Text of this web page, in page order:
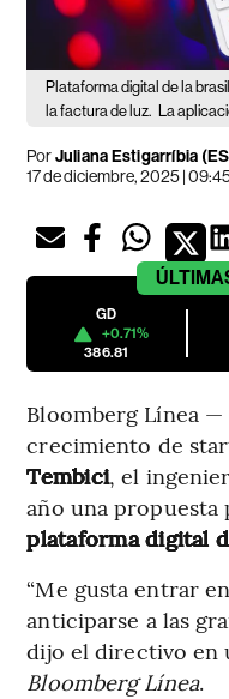
Plataforma digital de la
la factura de luz. La
PorJuliana Estigarríbia
17 de diciembre, 2025 |
GD
+0.71%
386.81
Bloomberg Línea
crecimiento de
Tembici, el
año una
plataforma digital
“Me gusta entrar
anticiparse a las
dijo el directivo en
Bloomberg Línea.